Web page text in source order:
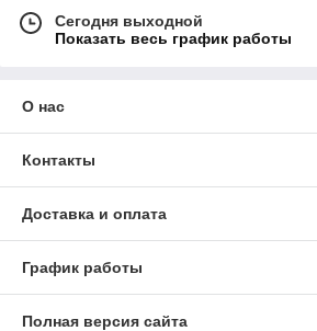
Сегодня выходной
Показать весь график работы
О нас
Контакты
Доставка и оплата
График работы
Полная версия сайта